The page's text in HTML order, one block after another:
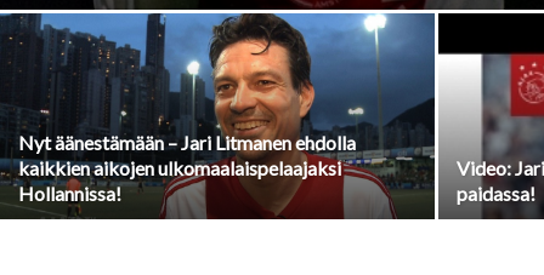
Nyt äänestämään – Jari Litmanen ehdolla
kaikkien aikojen ulkomaalaispelaajaksi
Hollannissa!
Video:
paidassa!